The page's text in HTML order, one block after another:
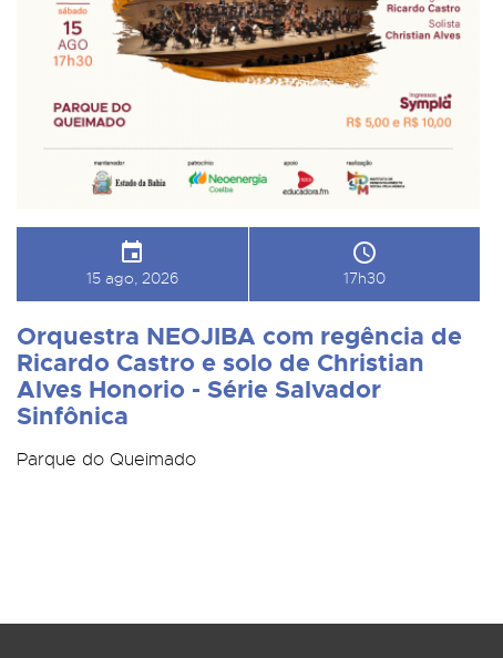
15 ago, 2026 17h30
Orquestra NEOJIBA com regência de
Ricardo Castro e solo de Christian
Alves Honorio - Série Salvador
Sinfônica
Parque do Queimado